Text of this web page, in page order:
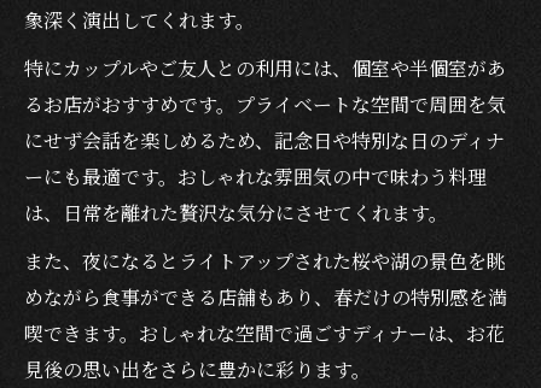
象深く演出してくれます。
特にカップルやご友人との利用には、個室や半個室があ
るお店がおすすめです。プライベートな空間で周囲を気
にせず会話を楽しめるため、記念日や特別な日のディナ
ーにも最適です。おしゃれな雰囲気の中で味わう料理
は、日常を離れた贅沢な気分にさせてくれます。
また、夜になるとライトアップされた桜や湖の景色を眺
めながら食事ができる店舗もあり、春だけの特別感を満
喫できます。おしゃれな空間で過ごすディナーは、お花
見後の思い出をさらに豊かに彩ります。